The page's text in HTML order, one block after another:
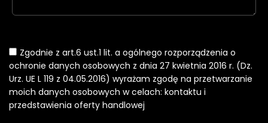
Zgodnie z art.6 ust.1 lit. a ogólnego rozporządzenia o
ochronie danych osobowych z dnia 27 kwietnia 2016 r. (Dz.
Urz. UE L 119 z 04.05.2016) wyrażam zgodę na przetwarzanie
moich danych osobowych w celach: kontaktu i
przedstawienia oferty handlowej